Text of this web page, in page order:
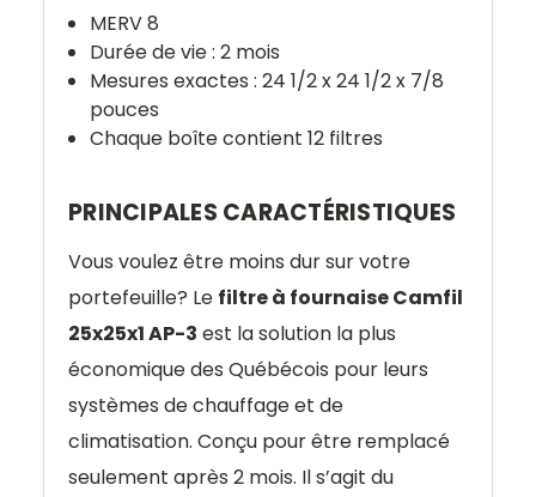
MERV 8
Durée de vie : 2 mois
Mesures exactes : 24 1/2 x 24 1/2 x 7/8
pouces
Chaque boîte contient 12 filtres
PRINCIPALES CARACTÉRISTIQUES
Vous voulez être moins dur sur votre
portefeuille? Le filtre à fournaise Camfil
25x25x1 AP-3 est la solution la plus
économique des Québécois pour leurs
systèmes de chauffage et de
climatisation. Conçu pour être remplacé
seulement après 2 mois. Il s’agit du